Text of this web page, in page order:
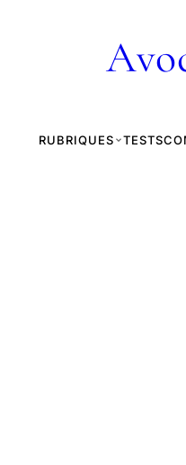
RUBRIQUES TESTS